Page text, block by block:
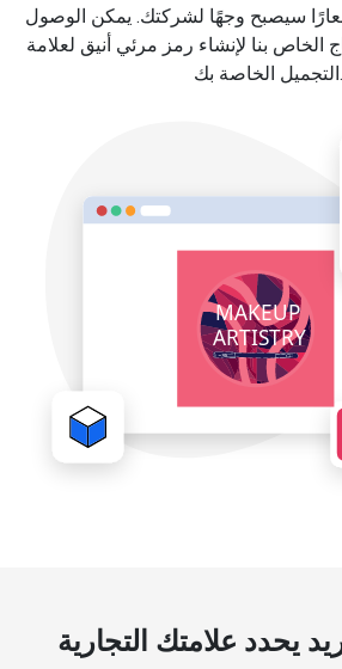
سيصبح وجهًا لشركتك. يمكن الوصول
الخاص بنا لإنشاء رمز مرئي أنيق لعلامة
التجميل الخاصة بك.
يحدد علامتك التجارية